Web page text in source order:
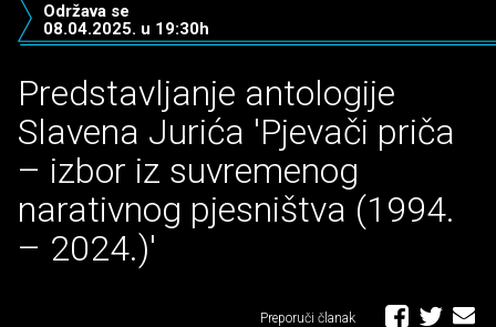
Predstavljanje antologije
Slavena Jurića 'Pjevači priča
– izbor iz suvremenog
narativnog pjesništva (1994.
– 2024.)'
Održava se
08.04.2025. u 19:30h
Preporuči članak